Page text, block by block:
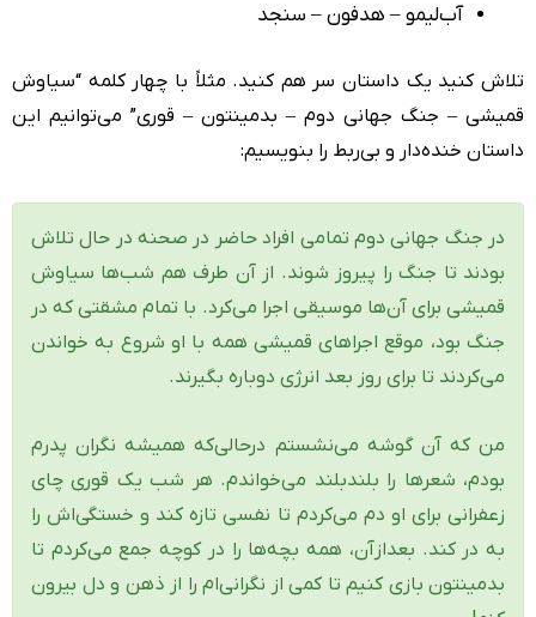
آب‌لیمو – هدفون – سنجد
تلاش کنید یک داستان سر هم کنید. مثلاً با چهار کلمه “سیاوش
قمیشی – جنگ جهانی دوم – بدمینتون – قوری” می‌توانیم این
داستان خنده‌دار و بی‌ربط را بنویسیم:
در جنگ جهانی دوم تمامی افراد حاضر در صحنه در حال تلاش
بودند تا جنگ را پیروز شوند. از آن طرف هم شب‌ها سیاوش
قمیشی برای آن‌ها موسیقی اجرا می‌کرد. با تمام مشقتی که در
جنگ بود، موقع اجراهای قمیشی همه با او شروع به خواندن
می‌کردند تا برای روز بعد انرژی دوباره بگیرند.
من که آن گوشه می‌نشستم درحالی‌که همیشه نگران پدرم
بودم، شعرها را بلندبلند می‌خواندم. هر شب یک قوری چای
زعفرانی برای او دم می‌کردم تا نفسی تازه کند و خستگی‌اش را
به در کند. بعدازآن، همه بچه‌ها را در کوچه جمع می‌کردم تا
بدمینتون بازی کنیم تا کمی از نگرانی‌ام را از ذهن و دل بیرون